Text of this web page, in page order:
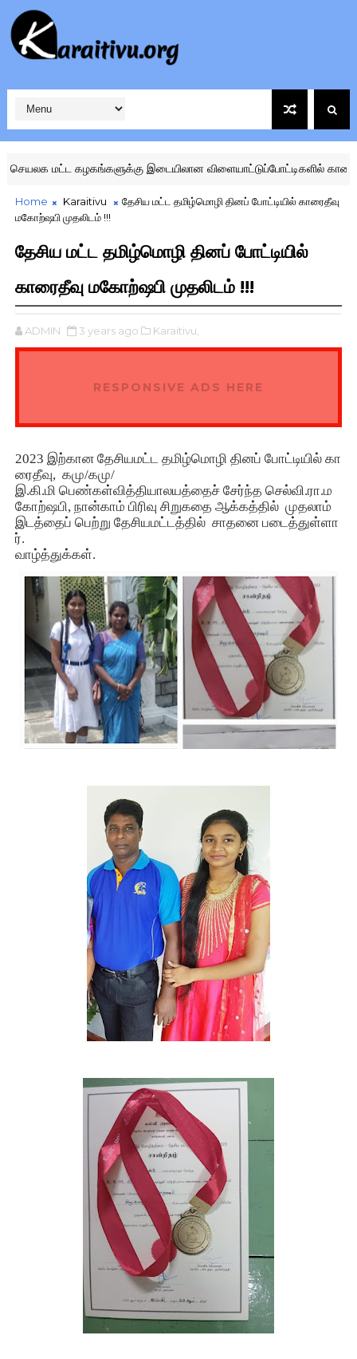
மட்ட கழகங்களுக்கு இடையிலான விளையாட்டுப்போட்டிகளில்
Home Karaitivu
தேசிய மட்ட தமிழ்மொழி தினப் போட்டியில் காரைதீவு
மகோற்ஷபி முதலிடம் !!!
தேசிய மட்ட தமிழ்மொழி தினப் போட்டியில்
காரைதீவு மகோற்ஷபி முதலிடம் !!!
ADMIN 3 years ago Karaitivu,
RESPONSIVE ADS HERE
2023 இற்கான தேசியமட்ட தமிழ்மொழி தினப் போட்டியில் கா
ரைதீவு, கமு/கமு/
இ.கி.மி பெண்கள்வித்தியாலயத்தைச் சேர்ந்த செல்வி.ரா.ம
கோற்ஷபி, நான்காம் பிரிவு சிறுகதை ஆக்கத்தில் முதலாம்
இடத்தைப் பெற்று தேசியமட்டத்தில் சாதனை படைத்துள்ளா
ர்.
வாழ்த்துக்கள்.